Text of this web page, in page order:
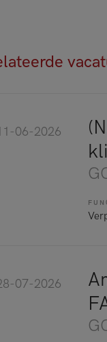
06-2026
07-2026